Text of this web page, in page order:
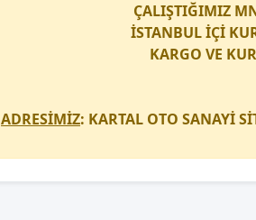
ÇALIŞTIĞIMIZ
İSTANBUL İÇİ
KARGO VE
ADRESİMİZ: KARTAL OTO SANAYİ